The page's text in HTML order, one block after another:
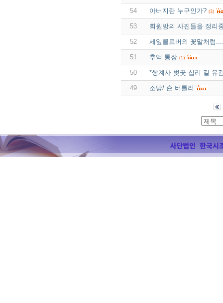
54 아버지란 누구인가? (3)
53 회원방의 사진들을 정리
52 세잎클로버의 꽃말처럼
51 추억 통장 (1)
50 *쌍계사 벚꽃 십리 길 유
49 소망/ 숀 버틀러